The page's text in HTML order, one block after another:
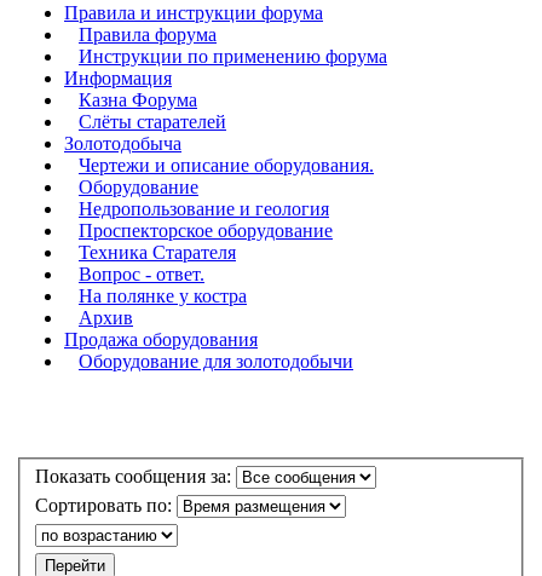
Правила и инструкции форума
Правила форума
Инструкции по применению форума
Информация
Казна Форума
Слёты старателей
Золотодобыча
Чертежи и описание оборудования.
Оборудование
Недропользование и геология
Проспекторское оборудование
Техника Старателя
Вопрос - ответ.
На полянке у костра
Архив
Продажа оборудования
Оборудование для золотодобычи
Показать сообщения за:
Сортировать по: